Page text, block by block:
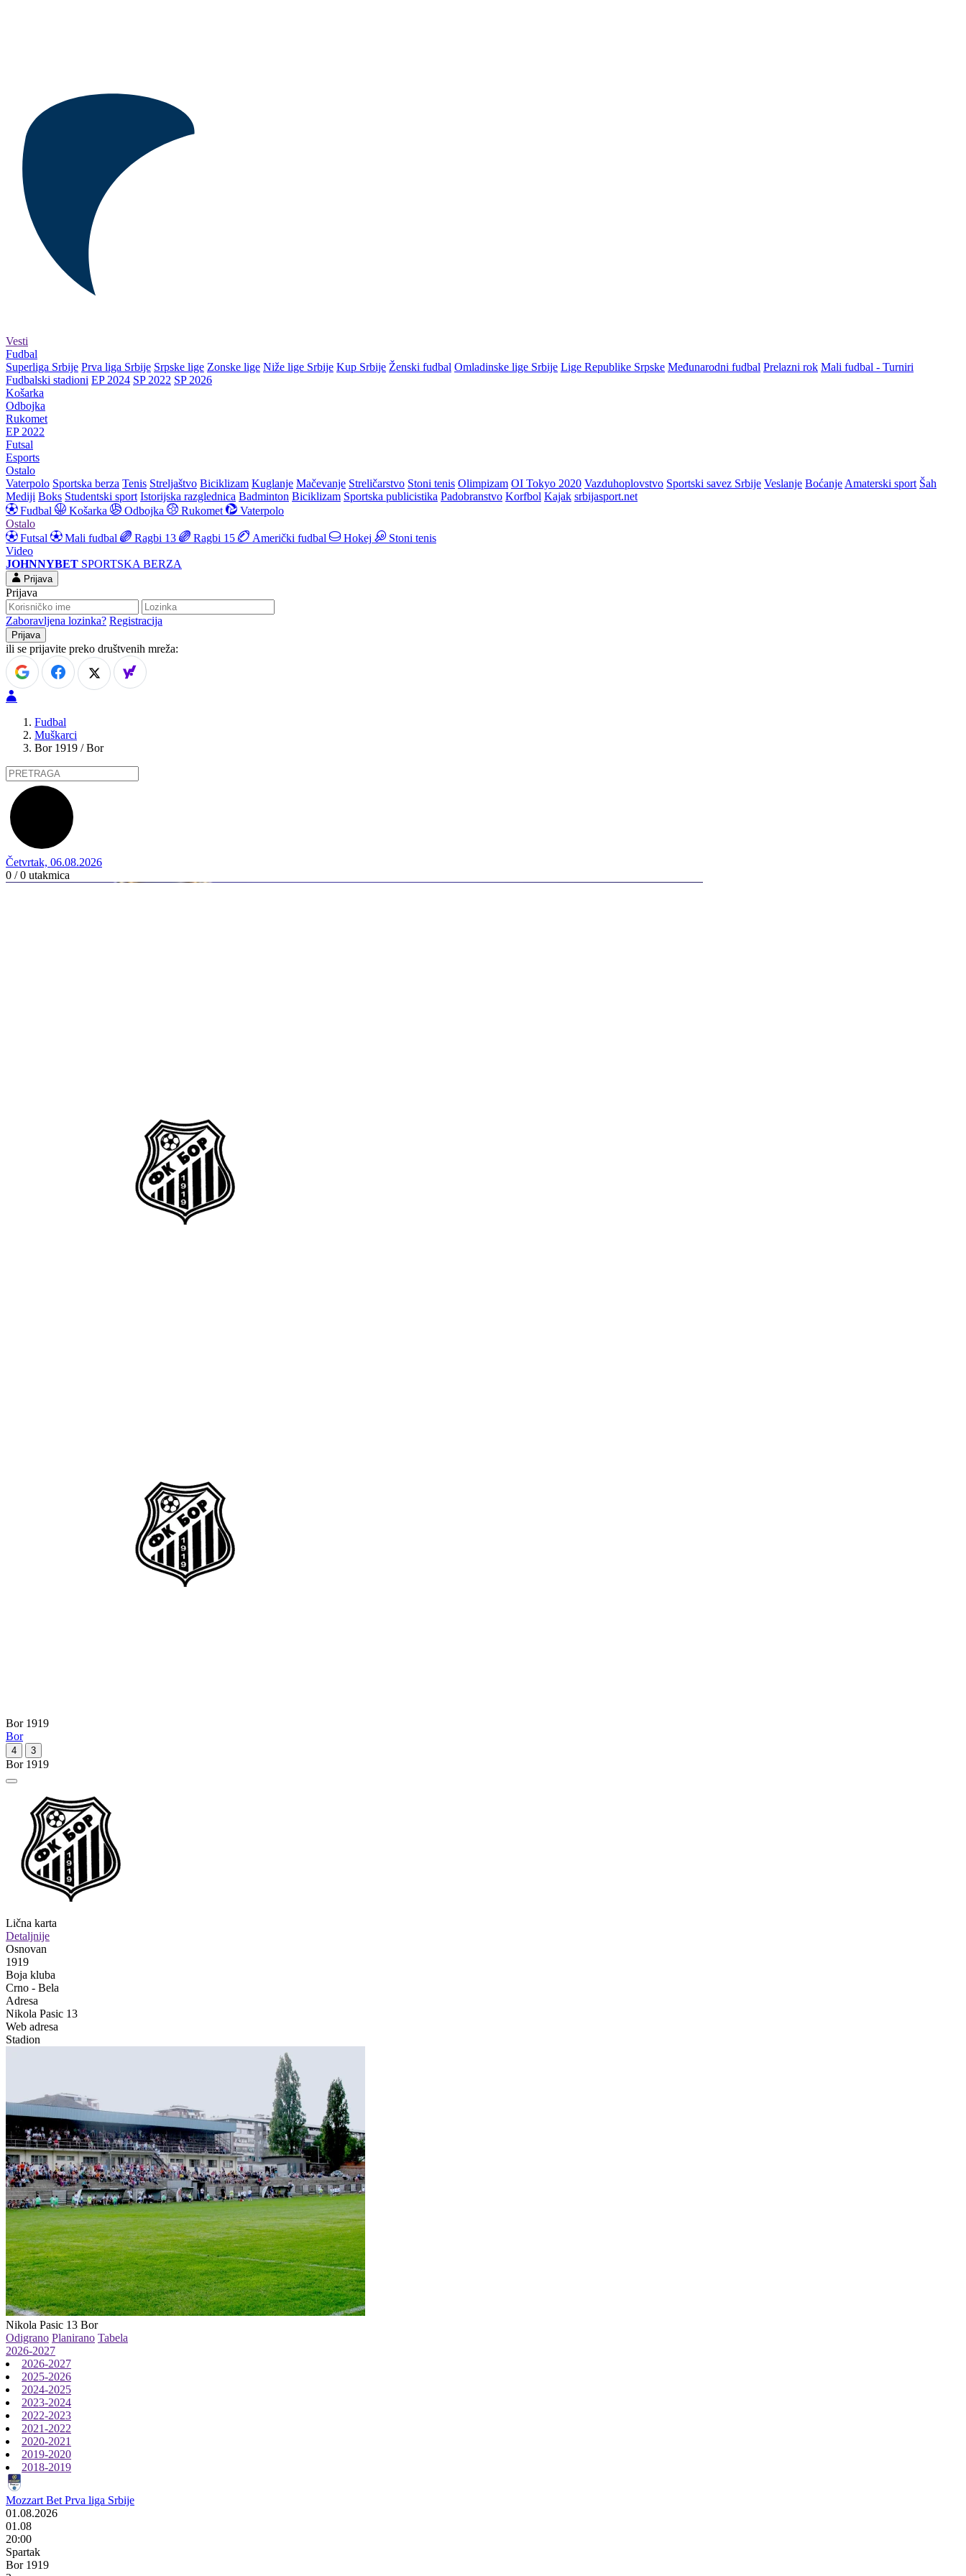
Vesti
Fudbal
Superliga Srbije Prva liga Srbije Srpske lige Zonske lige Niže lige Srbije Kup Srbije Ženski fudbal Omladinske lige Srbije Lige Republike Srpske Međunarodni fudbal Prelazni rok Mali fudbal - Turniri
Fudbalski stadioni EP 2024 SP 2022 SP 2026
Košarka
Odbojka
Rukomet
EP 2022
Futsal
Esports
Ostalo
Vaterpolo Sportska berza Tenis Streljaštvo Biciklizam Kuglanje Mačevanje Streličarstvo Stoni tenis Olimpizam OI Tokyo 2020 Vazduhoplovstvo Sportski savez Srbije Veslanje Boćanje Amaterski sport Šah
Mediji Boks Studentski sport Istorijska razglednica Badminton Biciklizam Sportska publicistika Padobranstvo Korfbol Kajak srbijasport.net
Fudbal
Košarka Odbojka Rukomet
Vaterpolo
Ostalo
Futsal
Mali fudbal Ragbi 13 Ragbi 15 Američki fudbal Hokej
Stoni tenis
Video
JOHNNYBET SPORTSKA BERZA
Prijava
Prijava
Zaboravljena lozinka? Registracija
ili se prijavite preko društvenih mreža:
Fudbal
Muškarci
Bor 1919 / Bor
Četvrtak, 06.08.2026
0 / 0 utakmica
Bor 1919
Bor
4 3
Bor 1919
Lična karta
Detaljnije
Osnovan
1919
Boja kluba
Crno - Bela
Adresa
Nikola Pasic 13
Web adresa
Stadion
Nikola Pasic 13 Bor
Odigrano Planirano Tabela
2026-2027
2026-2027
2025-2026
2024-2025
2023-2024
2022-2023
2021-2022
2020-2021
2019-2020
2018-2019
Mozzart Bet Prva liga Srbije
01.08.2026
01.08
20:00
Spartak
Bor 1919